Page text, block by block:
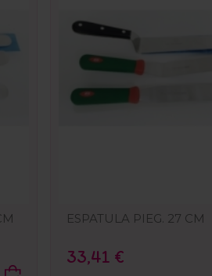
ESPATULA PIEG. 27 CM
33,41 €